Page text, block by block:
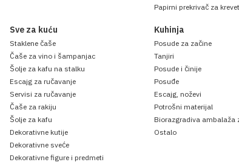
Papirni prekrivač za krevet
Sve za kuću
Staklene čaše
Čaše za vino i šampanjac
Šolje za kafu na stalku
Escajg za ručavanje
Servisi za ručavanje
Čaše za rakiju
Šolje za kafu
Dekorativne kutije
Dekorativne sveće
Dekorativne figure i predmeti
Kuhinja
Posude za začine
Tanjiri
Posude i činije
Posuđe
Escajg, noževi
Potrošni materijal
Biorazgradiva ambalaža
Ostalo